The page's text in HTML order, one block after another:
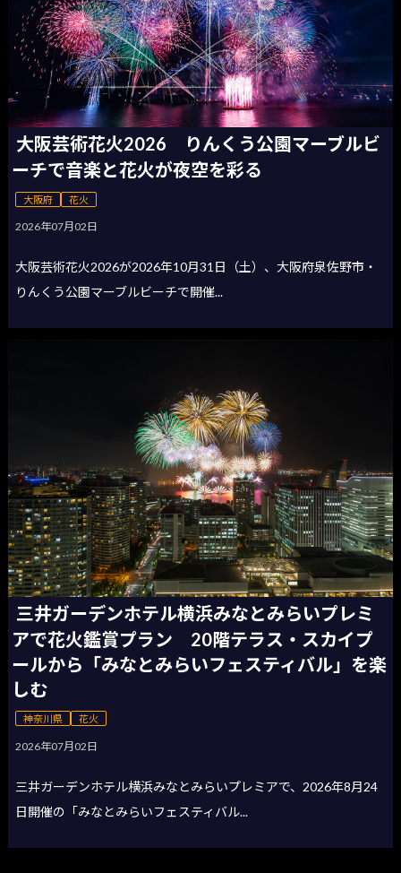
大阪芸術花火2026 りんくう公園マーブルビ
ーチで音楽と花火が夜空を彩る
大阪府 花火
2026年07月02日
大阪芸術花火2026が2026年10月31日（土）、大阪府泉佐野市・
りんくう公園マーブルビーチで開催...
三井ガーデンホテル横浜みなとみらいプレミ
アで花火鑑賞プラン 20階テラス・スカイプ
ールから「みなとみらいフェスティバル」を楽
しむ
神奈川県 花火
2026年07月02日
三井ガーデンホテル横浜みなとみらいプレミアで、2026年8月24
日開催の「みなとみらいフェスティバル...